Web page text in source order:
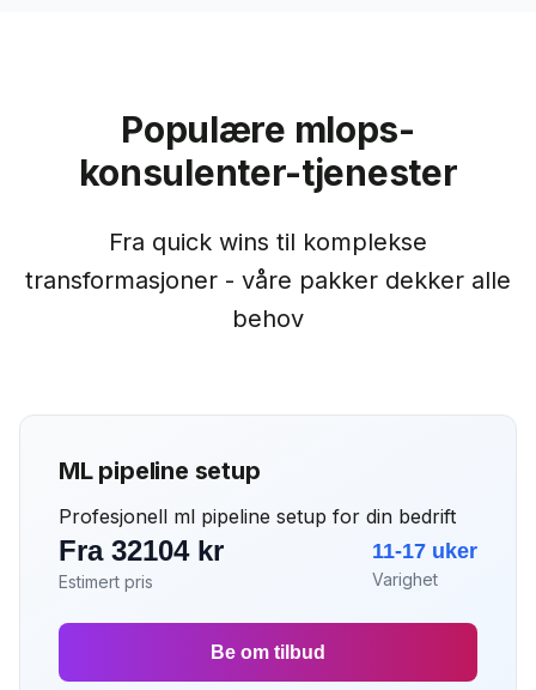
Populære mlops-
konsulenter-tjenester
Fra quick wins til komplekse
transformasjoner - våre pakker dekker alle
behov
ML pipeline setup
Profesjonell ml pipeline setup for din bedrift
Fra 32104 kr
Estimert pris
11-17 uker
Varighet
Be om tilbud